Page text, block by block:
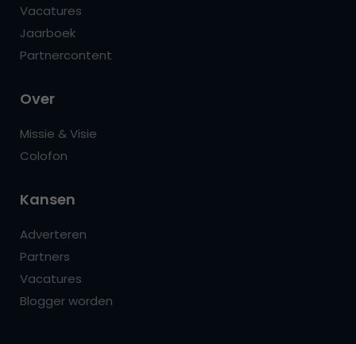
Vacatures
Jaarboek
Partnercontent
Over
Missie & Visie
Colofon
Kansen
Adverteren
Partners
Vacatures
Blogger worden